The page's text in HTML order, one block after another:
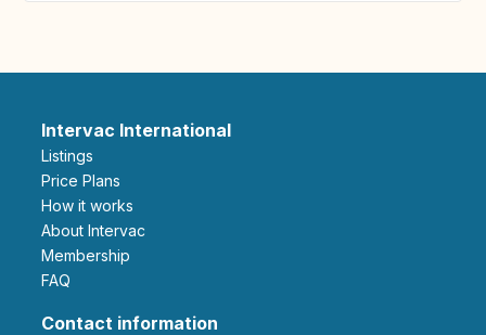
Intervac International
Listings
Price Plans
How it works
About Intervac
Membership
FAQ
Contact information